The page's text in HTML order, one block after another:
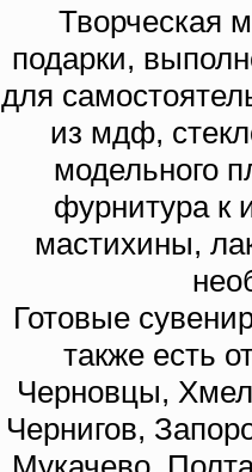
Творческая
подарки,
для
из мдф,
модельного
фурнитура к
мастихины,
Готовые
также есть
Черновцы,
Чернигов,